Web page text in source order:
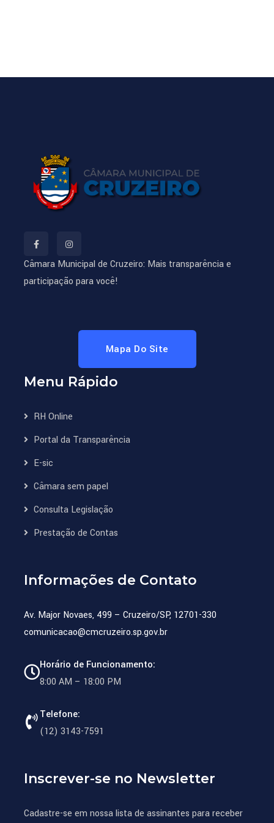
Câmara Municipal de Cruzeiro: Mais transparência e
participação para você!
Mapa Do Site
Menu Rápido
RH Online
Portal da Transparência
E-sic
Câmara sem papel
Consulta Legislação
Prestação de Contas
Informações de Contato
Av. Major Novaes, 499 – Cruzeiro/SP, 12701-330
comunicacao@cmcruzeiro.sp.gov.br
Horário de Funcionamento:
8:00 AM – 18:00 PM
Telefone:
(12) 3143-7591
Inscrever-se no Newsletter
Cadastre-se em nossa lista de assinantes para receber